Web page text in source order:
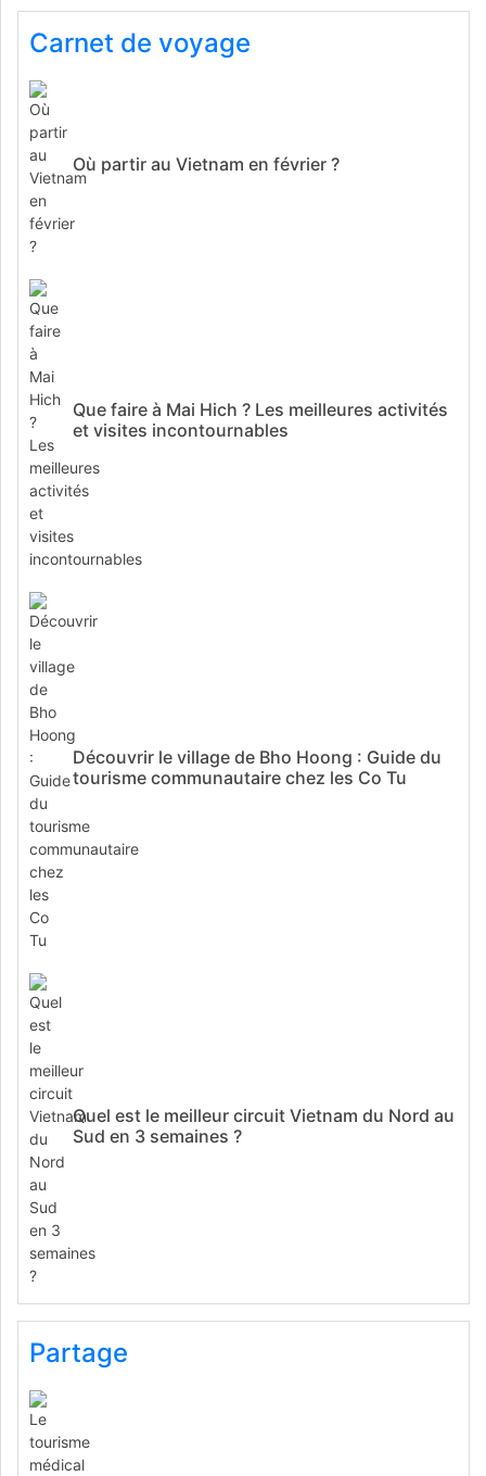
Carnet de voyage
Où partir au Vietnam en février ?
Que faire à Mai Hich ? Les meilleures activités
et visites incontournables
Découvrir le village de Bho Hoong : Guide du
tourisme communautaire chez les Co Tu
Quel est le meilleur circuit Vietnam du Nord au
Sud en 3 semaines ?
Partage